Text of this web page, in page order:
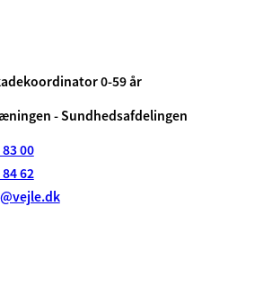
0-59 år
- Sundhedsafdelingen
00
62